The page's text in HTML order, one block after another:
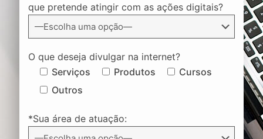
que pretende atingir com as ações digitais?
O que deseja divulgar na internet?
Serviços
Produtos
Cursos
Outros
*Sua área de atuação: